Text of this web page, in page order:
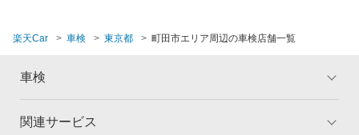
楽天Car 車検 東京都 町田市エリア周辺の車検店舗一覧
車検
トップ
関連サービス